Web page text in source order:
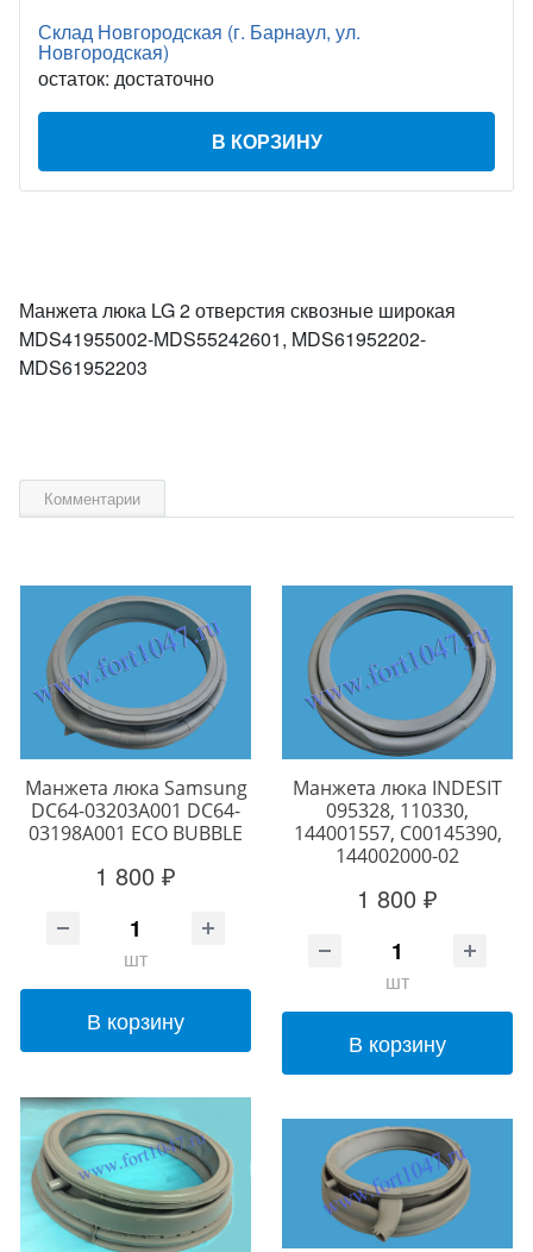
Склад Новгородская (г. Барнаул, ул.
Новгородская)
остаток: достаточно
В КОРЗИНУ
Манжета люка LG 2 отверстия сквозные широкая
MDS41955002-MDS55242601, MDS61952202-
MDS61952203
Комментарии
Манжета люка Samsung
DC64-03203A001 DC64-
03198A001 ECO BUBBLE
1 800 ₽
шт
В корзину
Манжета люка INDESIT
095328, 110330,
144001557, C00145390,
144002000-02
1 800 ₽
шт
В корзину